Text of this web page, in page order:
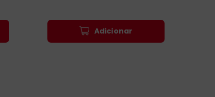
Adicionar